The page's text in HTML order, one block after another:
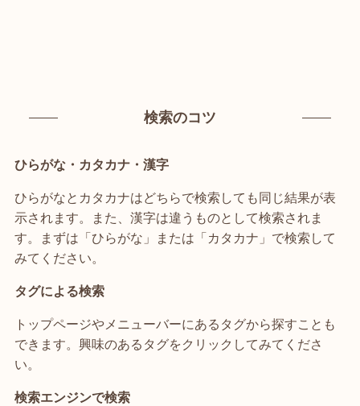
検索のコツ
ひらがな・カタカナ・漢字
ひらがなとカタカナはどちらで検索しても同じ結果が表
示されます。また、漢字は違うものとして検索されま
す。まずは「ひらがな」または「カタカナ」で検索して
みてください。
タグによる検索
トップページやメニューバーにあるタグから探すことも
できます。興味のあるタグをクリックしてみてくださ
い。
検索エンジンで検索